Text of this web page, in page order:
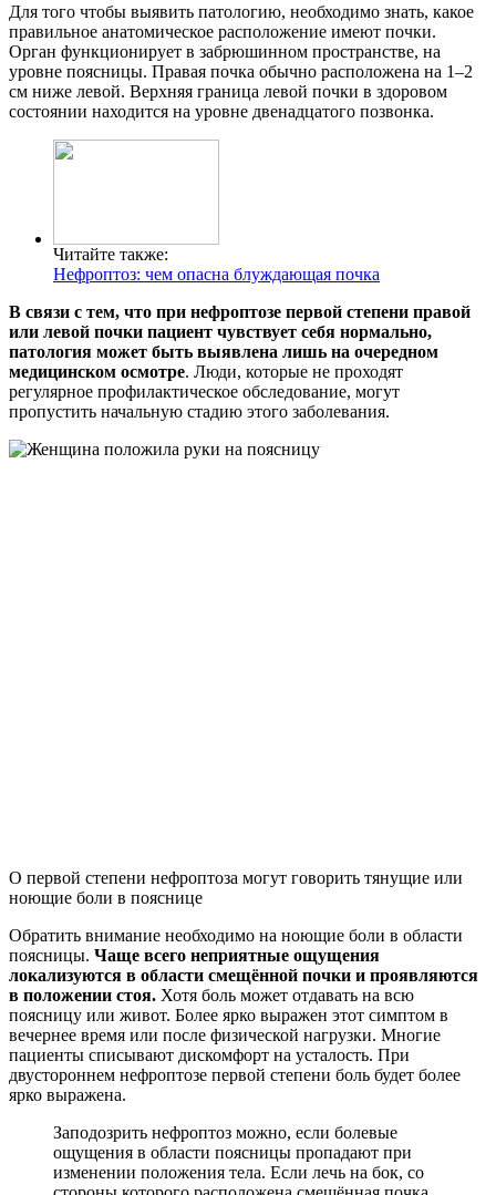
Для того чтобы выявить патологию, необходимо знать, какое
правильное анатомическое расположение имеют почки.
Орган функционирует в забрюшинном пространстве, на
уровне поясницы. Правая почка обычно расположена на 1–2
см ниже левой. Верхняя граница левой почки в здоровом
состоянии находится на уровне двенадцатого позвонка.
Читайте также:
Нефроптоз: чем опасна блуждающая почка
В связи с тем, что при нефроптозе первой степени правой
или левой почки пациент чувствует себя нормально,
патология может быть выявлена лишь на очередном
медицинском осмотре. Люди, которые не проходят
регулярное профилактическое обследование, могут
пропустить начальную стадию этого заболевания.
О первой степени нефроптоза могут говорить тянущие или
ноющие боли в пояснице
Обратить внимание необходимо на ноющие боли в области
поясницы. Чаще всего неприятные ощущения
локализуются в области смещённой почки и проявляются
в положении стоя. Хотя боль может отдавать на всю
поясницу или живот. Более ярко выражен этот симптом в
вечернее время или после физической нагрузки. Многие
пациенты списывают дискомфорт на усталость. При
двустороннем нефроптозе первой степени боль будет более
ярко выражена.
Заподозрить нефроптоз можно, если болевые
ощущения в области поясницы пропадают при
изменении положения тела. Если лечь на бок, со